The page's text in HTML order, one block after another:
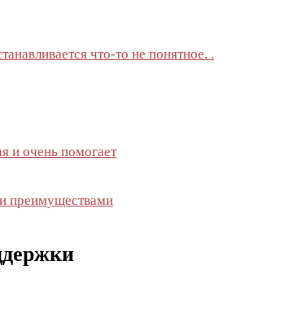
что-то не понятное. .
и очень помогает
преимуществами